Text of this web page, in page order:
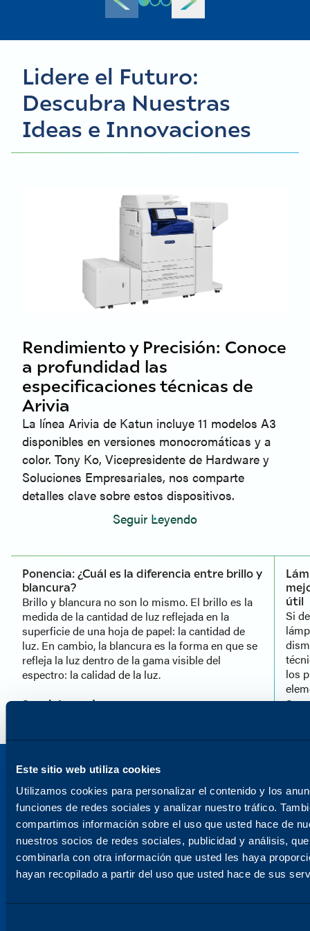
Este sitio web utiliza cookies
Utilizamos cookies para personalizar el contenido y los
funciones de redes sociales y analizar nuestro tráfico.
compartimos información sobre el uso que usted hace de
nuestros socios de redes sociales, publicidad y análisis,
combinarla con otra información que usted les haya
hayan recopilado a partir del uso que usted hace de sus
Lidere el Futuro:
Descubra Nuestras
Ideas e Innovaciones
Rendimiento y Precisión: Conoce
a profundidad las
especificaciones técnicas de
Arivia
La línea Arivia de Katun incluye 11 modelos A3
disponibles en versiones monocromáticas y a
color. Tony Ko, Vicepresidente de Hardware y
Soluciones Empresariales, nos comparte
detalles clave sobre estos dispositivos.
Seguir Leyendo
Ponencia: ¿Cuál es la diferencia entre brillo y
blancura?
Brillo y blancura no son lo mismo. El brillo es la
medida de la cantidad de luz reflejada en la
superficie de una hoja de papel: la cantidad de
luz. En cambio, la blancura es la forma en que se
refleja la luz dentro de la gama visible del
espectro: la calidad de la luz.
Seguir Leyendo
útil
Si
los